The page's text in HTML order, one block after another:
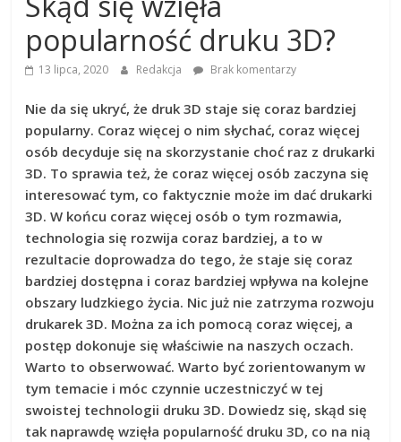
dobrać
najlepszą
drukarkę
popularność druku 3D?
13 lipca, 2020 Redakcja Brak komentarzy
Nie da się ukryć, że druk 3D staje się coraz bardziej
popularny. Coraz więcej o nim słychać, coraz więcej
osób decyduje się na skorzystanie choć raz z drukarki
3D. To sprawia też, że coraz więcej osób zaczyna się
interesować tym, co faktycznie może im dać drukarki
3D. W końcu coraz więcej osób o tym rozmawia,
technologia się rozwija coraz bardziej, a to w
rezultacie doprowadza do tego, że staje się coraz
bardziej dostępna i coraz bardziej wpływa na kolejne
obszary ludzkiego życia. Nic już nie zatrzyma rozwoju
drukarek 3D. Można za ich pomocą coraz więcej, a
postęp dokonuje się właściwie na naszych oczach.
Warto to obserwować. Warto być zorientowanym w
tym temacie i móc czynnie uczestniczyć w tej
swoistej technologii druku 3D. Dowiedz się, skąd się
tak naprawdę wzięła popularność druku 3D, co na nią